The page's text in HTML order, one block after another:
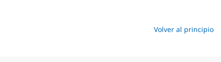
Volver al principio